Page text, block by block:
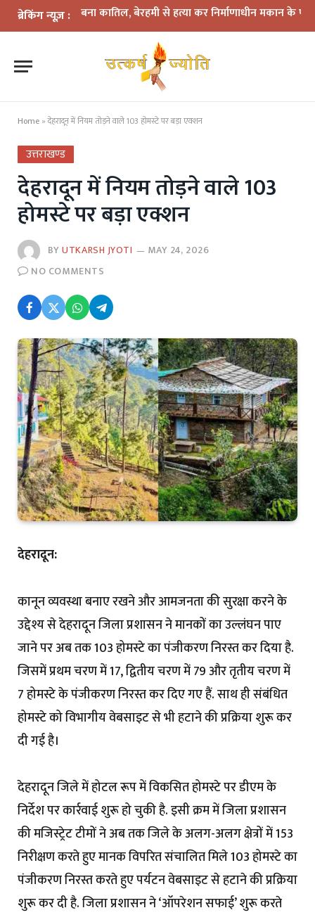
ब्रेकिंग न्यूज़ :
दोस्त बना कातिल, बेरहमी से हत्या कर निर्माणाधीन मकान के पास फेंका शव
Home »देहरादून में नियम तोड़ने वाले 103 होमस्टे पर बड़ा एक्शन
उत्तराखण्ड
देहरादून में नियम तोड़ने वाले 103
होमस्टे पर बड़ा एक्शन
BYUTKARSH JYOTI
MAY 24, 2026
NO COMMENTS
देहरादून:
कानून व्यवस्था बनाए रखने और आमजनता की सुरक्षा करने के
उद्देश्य से देहरादून जिला प्रशासन ने मानकों का उल्लंघन पाए
जाने पर अब तक 103 होमस्टे का पंजीकरण निरस्त कर दिया है.
जिसमें प्रथम चरण में 17, द्वितीय चरण में 79 और तृतीय चरण में
7 होमस्टे के पंजीकरण निरस्त कर दिए गए हैं. साथ ही संबंधित
होमस्टे को विभागीय वेबसाइट से भी हटाने की प्रक्रिया शुरू कर
दी गई है।
देहरादून जिले में होटल रूप में विकसित होमस्टे पर डीएम के
निर्देश पर कार्रवाई शुरू हो चुकी है. इसी क्रम में जिला प्रशासन
की मजिस्ट्रेट टीमों ने अब तक जिले के अलग-अलग क्षेत्रों में 153
निरीक्षण करते हुए मानक विपरित संचालित मिले 103 होमस्टे का
पंजीकरण निरस्त करते हुए पर्यटन वेबसाइट से हटाने की प्रक्रिया
शुरू कर दी है. जिला प्रशासन ने ‘ऑपरेशन सफाई’ शुरू करते